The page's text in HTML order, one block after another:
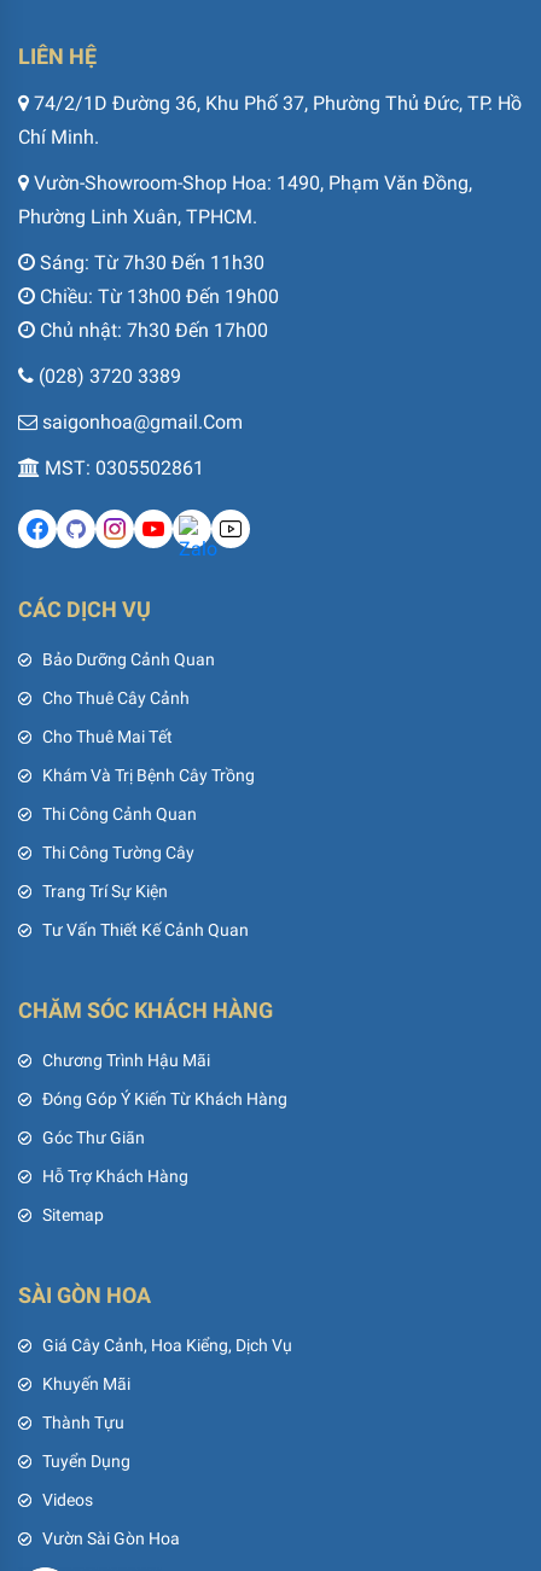
LIÊN HỆ
74/2/1D Đường 36, Khu Phố 37, Phường Thủ Đức, TP. Hồ
Chí Minh.
Vườn-Showroom-Shop Hoa: 1490, Phạm Văn Đồng,
Phường Linh Xuân, TPHCM.
Sáng: Từ 7h30 Đến 11h30
Chiều: Từ 13h00 Đến 19h00
Chủ nhật: 7h30 Đến 17h00
(028) 3720 3389
saigonhoa@gmail.Com
MST: 0305502861
CÁC DỊCH VỤ
Bảo Dưỡng Cảnh Quan
Cho Thuê Cây Cảnh
Cho Thuê Mai Tết
Khám Và Trị Bệnh Cây Trồng
Thi Công Cảnh Quan
Thi Công Tường Cây
Trang Trí Sự Kiện
Tư Vấn Thiết Kế Cảnh Quan
CHĂM SÓC KHÁCH HÀNG
Chương Trình Hậu Mãi
Đóng Góp Ý Kiến Từ Khách Hàng
Góc Thư Giãn
Hỗ Trợ Khách Hàng
Sitemap
SÀI GÒN HOA
Giá Cây Cảnh, Hoa Kiểng, Dịch Vụ
Khuyến Mãi
Thành Tựu
Tuyển Dụng
Videos
Vườn Sài Gòn Hoa